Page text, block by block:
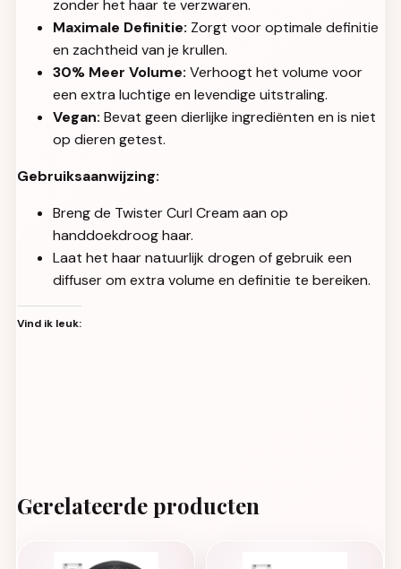
zonder het haar te verzwaren.
Maximale Definitie: Zorgt voor optimale definitie
en zachtheid van je krullen.
30% Meer Volume: Verhoogt het volume voor
een extra luchtige en levendige uitstraling.
Vegan: Bevat geen dierlijke ingrediënten en is niet
op dieren getest.
Gebruiksaanwijzing:
Breng de Twister Curl Cream aan op
handdoekdroog haar.
Laat het haar natuurlijk drogen of gebruik een
diffuser om extra volume en definitie te bereiken.
Vind ik leuk:
Gerelateerde producten